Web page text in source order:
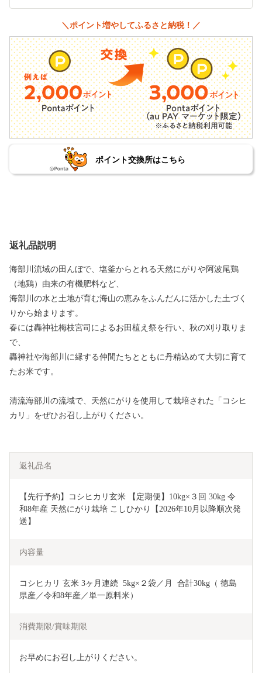
＼ポイント増やしてふるさと納税！／
ポイント交換所はこちら
返礼品説明
海部川流域の田んぼで、塩釜からとれる天然にがりや阿波尾鶏
（地鶏）由来の有機肥料など、
海部川の水と土地が育む海山の恵みをふんだんに活かした土づく
りから始まります。
春には轟神社梅枝宮司によるお田植え祭を行い、秋の刈り取りま
で、
轟神社や海部川に縁する仲間たちとともに丹精込めて大切に育て
たお米です。
清流海部川の流域で、天然にがりを使用して栽培された「コシヒ
カリ」をぜひお召し上がりください。
返礼品名
【先行予約】コシヒカリ玄米 【定期便】10kg×３回 30kg 令
和8年産 天然にがり栽培 こしひかり【2026年10月以降順次発
送】
内容量
コシヒカリ 玄米 3ヶ月連続  5kg×２袋／月  合計30kg（ 徳島
県産／令和8年産／単一原料米）
消費期限/賞味期限
お早めにお召し上がりください。